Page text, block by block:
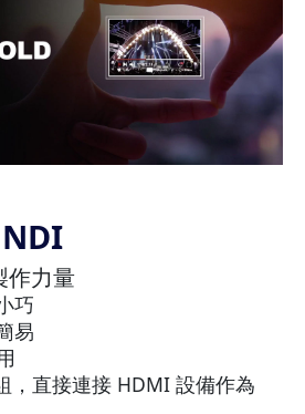
作力量
巧
易
，直接連接 HDMI 設備作為